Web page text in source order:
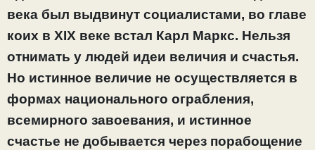
века был выдвинут социалистами, во главе
коих в XIX веке встал Карл Маркс. Нельзя
отнимать у людей идеи величия и счастья.
Но истинное величие не осуществляется в
формах национального ограбления,
всемирного завоевания, и истинное
счастье не добывается через порабощение